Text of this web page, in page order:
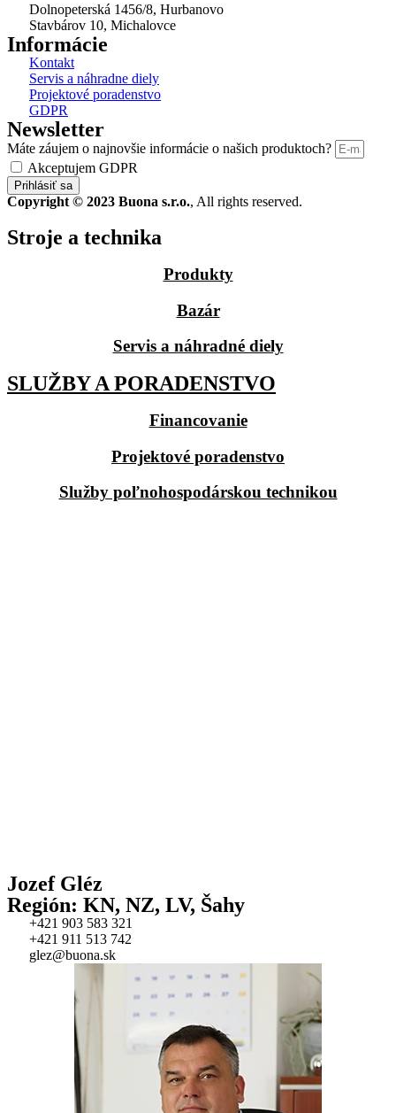
Dolnopeterská 1456/8, Hurbanovo
Stavbárov 10, Michalovce
Informácie
Kontakt
Servis a náhradne diely
Projektové poradenstvo
GDPR
Newsletter
Máte záujem o najnovšie informácie o našich produktoch?
Akceptujem GDPR
Prihlásiť sa
Copyright © 2023 Buona s.r.o., All rights reserved.
Stroje a technika
Produkty
Bazár
Servis a náhradné diely
SLUŽBY A PORADENSTVO
Financovanie
Projektové poradenstvo
Služby poľnohospodárskou technikou
Jozef Gléz
Región: KN, NZ, LV, Šahy
+421 903 583 321
+421 911 513 742
glez@buona.sk